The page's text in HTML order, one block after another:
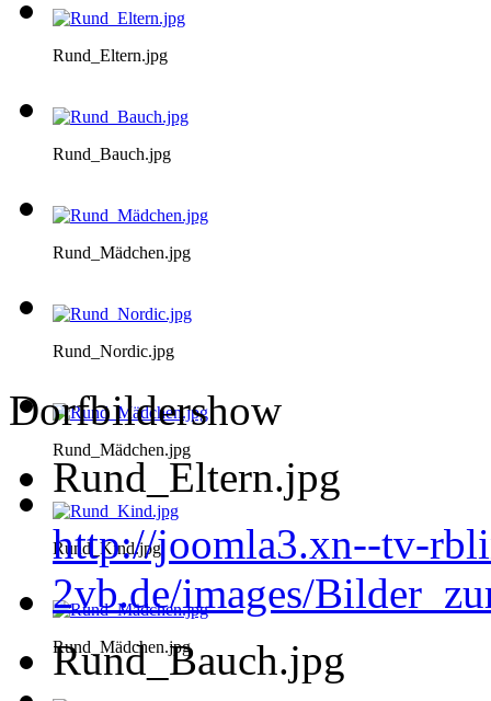
Rund_Eltern.jpg
Rund_Bauch.jpg
Rund_Mädchen.jpg
Rund_Nordic.jpg
Rund_Mädchen.jpg
Rund_Kind.jpg
Rund_Mädchen.jpg
Dorfbildershow
Rund_Eltern.jpg
http://joomla3.xn--tv-
2vb.de/images/
Rund_Bauch.jpg